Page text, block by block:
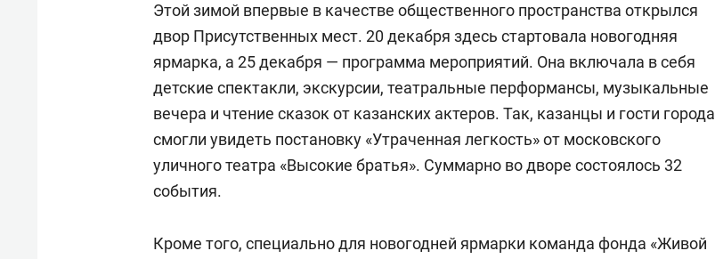
Этой зимой впервые в качестве общественного пространства открылся
двор Присутственных мест. 20 декабря здесь стартовала новогодняя
ярмарка, а 25 декабря — программа мероприятий. Она включала в себя
детские спектакли, экскурсии, театральные перформансы, музыкальные
вечера и чтение сказок от казанских актеров. Так, казанцы и гости города
смогли увидеть постановку «Утраченная легкость» от московского
уличного театра «Высокие братья». Суммарно во дворе состоялось 32
события.
Кроме того, специально для новогодней ярмарки команда фонда «Живой